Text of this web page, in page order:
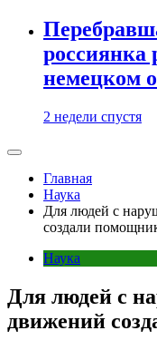
россиянка
немецком
2 недели спустя
Главная
Наука
Для людей с
создали
Наука
Для людей с
движений